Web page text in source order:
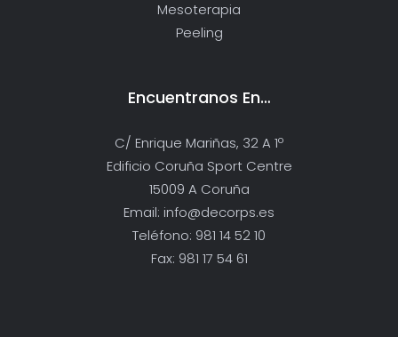
Mesoterapia
Peeling
Encuentranos En…
C/ Enrique Mariñas, 32 A 1º
Edificio Coruña Sport Centre
15009 A Coruña
Email: info@decorps.es
Teléfono: 981 14 52 10
Fax: 981 17 54 61